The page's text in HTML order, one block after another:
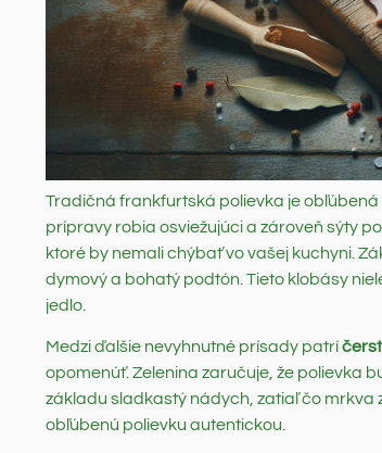
Tradičná frankfurtská polievka je obľúbená
prípravy robia osviežujúci a zároveň sýty
ktoré by nemali chýbať vo vašej kuchyni.
dymový a bohatý podtón. Tieto klobásy
jedlo.
Medzi ďalšie nevyhnutné prísady patrí
opomenúť. Zelenina zaručuje, že polievka
základu sladkastý nádych, zatiaľ čo mrkva
obľúbenú polievku autentickou.